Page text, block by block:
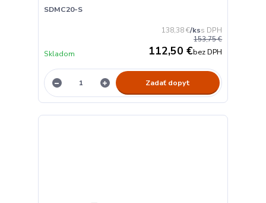
SDMC20-S
153,75 €
138,38 €/ks
112,50 €bez DPH
Skladom
Zadať dopyt